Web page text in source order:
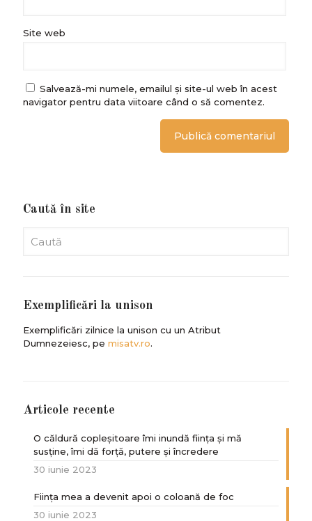
Site web
Salvează-mi numele, emailul și site-ul web în acest
navigator pentru data viitoare când o să comentez.
Caută în site
Exemplificări la unison
Exemplificări zilnice la unison cu un Atribut
Dumnezeiesc, pe misatv.ro.
Articole recente
O căldură copleșitoare îmi inundă ființa și mă
susține, îmi dă forță, putere și încredere
30 iunie 2023
Ființa mea a devenit apoi o coloană de foc
30 iunie 2023